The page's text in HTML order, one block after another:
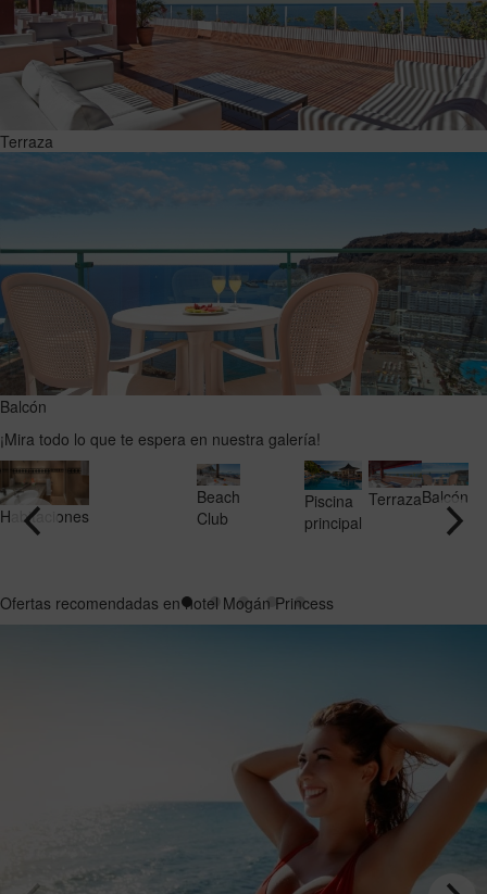
Terraza
Balcón
¡Mira todo lo que te espera en nuestra galería!
Habitaciones
Beach
Club
Piscina
principal
TerrazaBalcón
Ofertas recomendadas en hotel Mogán Princess